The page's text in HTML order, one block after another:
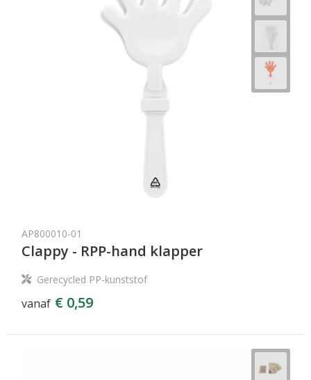
AP800010-01
Clappy - RPP-hand klapper
Gerecycled PP-kunststof
vanaf € 0,59